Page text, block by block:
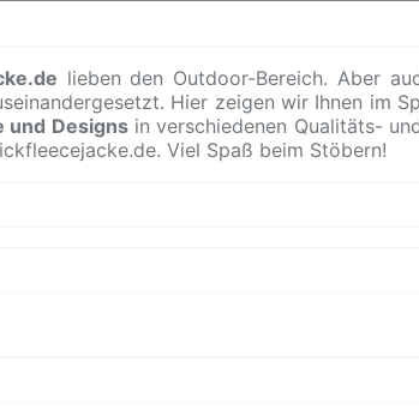
lieben den Outdoor-Bereich. Aber
Hier zeigen wir Ihnen im
und Designsin verschiedenen Qualitäts-
Viel Spaß beim Stöbern!